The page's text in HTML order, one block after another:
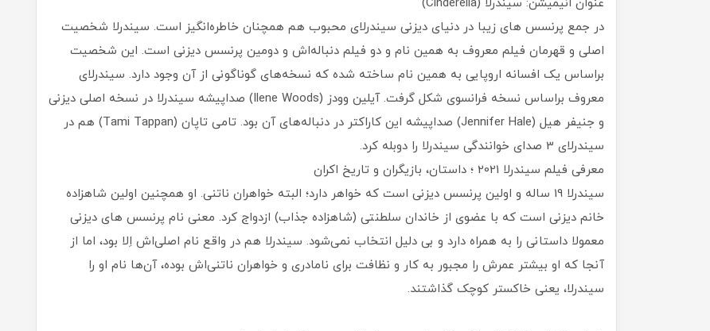
عنوان انیمیشن: سیندرلا (Cinderella)
در جمع پرنسس های زیبا در دنیای دیزنی سیندرلای محبوب هم همچنان خاطره‌انگیز است. سیندرلا شخصیت
اصلی و قهرمان فیلم‎ معروف به همین نام و دو فیلم دنباله‌اش و دومین پرنسس دیزنی است. این شخصیت
براساس یک افسانه اروپایی به همین نام ساخته شده که نسخه‌های گوناگونی از آن وجود دارد. سیندرلای
معروف براساس نسخه فرانسوی شکل گرفت. آیلین وودز (Ilene Woods) صداپیشه سیندرلا در نسخه اصلی دیزنی
و جنیفر هیل (Jennifer Hale) صداپیشه این کاراکتر در دنباله‌های آن بود. تامی تاپان (Tami Tappan) هم در
سیندرلای 3 صدای خوانندگی سیندرلا را دوبله کرد.
معرفی فیلم سیندرلا 2021 ؛ داستان، بازیگران و تاریخ اکران
سیندرلا 19 ساله و اولین پرنسس دیزنی است که خواهر دارد؛ البته خواهران ناتنی. او همچنین اولین شاهزاده
خانم دیزنی است که با عضوی از خاندان سلطنتی (شاهزاده جذاب) ازدواج کرد. معنی نام پرنسس های دیزنی
معمولا داستانی را به همراه دارد و بی دلیل انتخاب نمی‌شود. سیندرلا هم در واقع نام اصلی‌اش اِلا بود، اما از
آنجا که او بیشتر عمرش را مجبور به کار و نظافت برای نامادری و خواهران ناتنی‌اش بوده، آن‌ها نام او را
سیندرلا، یعنی خاکستر کوچک گذاشتند.